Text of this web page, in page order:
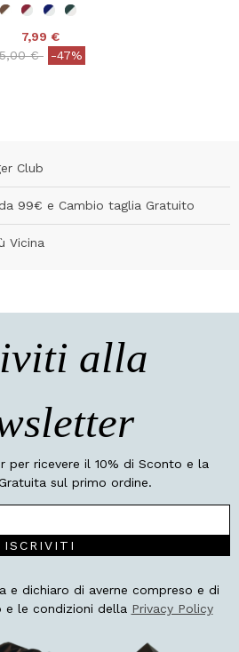
7,99 €
reduced from
€to-47%
Club
99€ e Cambio taglia Gratuito
Vicina
alla
per ricevere il 10% di Sconto e la
sul primo ordine.
ISCRIVITI
dichiaro di averne compreso e di
le condizioni della Privacy Policy